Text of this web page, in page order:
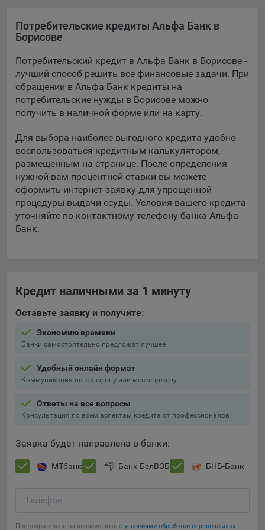
пользователей с сайтом.
9.3. Файлы cookie предпочтений, например, для настройки
контента. Данные файлы cookie собирают информацию о
выборе пользователя на сайте и его предпочтениях и
позволяют Обществу «запомнить» информацию о
выбранном пользователем городе и других местных
настройках для того, чтобы соответствующим образом
настраивать сайт.
9.4. Аналитические файлы cookie, например
Яндекс.Метрика, Google Analytics. Данные файлы cookie
собирают информацию о том, как пользователь
использовал сайты, и позволяют Обществу вносить в них
улучшения.
Аналитические файлы cookie показывают, какие страницы
сайта Общества посещаются чаще всего, помогают
выявлять трудности, возникающие при использовании
анализа трафика на сайтах.
9.5. Файлы cookie, применяемые для определения целевой
аудитории и в рекламных целях, например Яндекс.Метрика,
Google Analytics.
Технические/Функциональные, хранятся не более года;
Необходимые для функционирования веб-аналитических
(статистические), установлены на сервере Общества и не
передаются третьим лицам, часть из которых хранятся во
наиболее и наименее популярные страницы и принимать
предпочтений пользователей.
Потребительские кредиты Альфа Банк в
Борисове
Потребительский кредит в Альфа Банк в Борисове -
лучший способ решить все финансовые задачи. При
обращении в Альфа Банк кредиты на
потребительские нужды в Борисове можно
получить в наличной форме или на карту.
Для выбора наиболее выгодного кредита удобно
воспользоваться кредитным калькулятором,
размещенным на странице. После определения
нужной вам процентной ставки вы можете
оформить интернет-заявку для упрощенной
процедуры выдачи ссуды. Условия вашего кредита
уточняйте по контактному телефону банка Альфа
Банк.
Кредит наличными за 1 минуту
Оставьте заявку и получите:
Экономию времени
Банки самостоятельно предложат лучшее
Удобный онлайн формат
Коммуникация по телефону или мессенджеру
Ответы на все вопросы
Консультация по всем аспектам кредита от профессионалов
Заявка будет направлена в банки:
МТбанк Банк БелВЭБ БНБ-Банк
Телефон
Предварительно ознакомившись с условиями обработки персональных